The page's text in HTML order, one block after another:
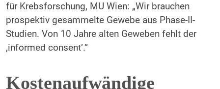
für Krebsforschung, MU Wien: „Wir brauchen
prospektiv gesammelte Gewebe aus Phase-II-
Studien. Von 10 Jahre alten Geweben fehlt der
,informed consent‘.“
Kostenaufwändige